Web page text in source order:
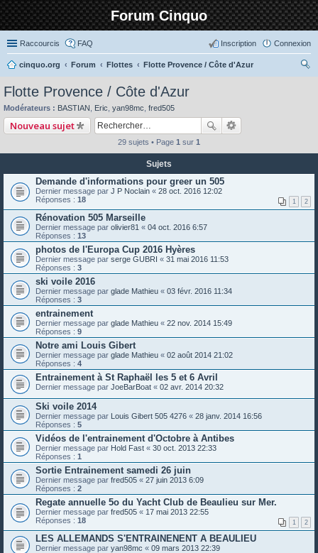
Forum Cinquo
Raccourcis FAQ Connexion
Inscription
cinquo.org Forum Flottes
Flotte Provence / Côte d'Azur
Flotte Provence / Côte d'Azur
Modérateurs : BASTIAN Eric yan98mc fred505
Nouveau sujet
29 sujets • Page 1 sur 1
Sujets
Demande d'informations pour greer un 505
Dernier message par J P Noclain « 28 oct. 2016 12:02
Réponses : 18 1 2
Rénovation 505 Marseille
Dernier message par olivier81 « 04 oct. 2016 6:57
Réponses : 13
photos de l'Europa Cup 2016 Hyères
Dernier message par serge GUBRI « 31 mai 2016 11:53
Réponses : 3
ski voile 2016
Dernier message par glade Mathieu « 03 févr. 2016 11:34
Réponses : 3
entrainement
Dernier message par glade Mathieu « 22 nov. 2014 15:49
Réponses : 9
Notre ami Louis Gibert
Dernier message par glade Mathieu « 02 août 2014 21:02
Réponses : 4
Entrainement à St Raphaël les 5 et 6 Avril
Dernier message par JoeBarBoat « 02 avr. 2014 20:32
Ski voile 2014
Dernier message par Louis Gibert 505 4276 « 28 janv. 2014 16:56
Réponses : 5
Vidéos de l'entrainement d'Octobre à Antibes
Dernier message par Hold Fast « 30 oct. 2013 22:33
Réponses : 1
Sortie Entrainement samedi 26 juin
Dernier message par fred505 « 27 juin 2013 6:09
Réponses : 2
Regate annuelle 5o du Yacht Club de Beaulieu sur Mer.
Dernier message par fred505 « 17 mai 2013 22:55
Réponses : 18 1 2
LES ALLEMANDS S'ENTRAINENENT A BEAULIEU
Dernier message par yan98mc « 09 mars 2013 22:39